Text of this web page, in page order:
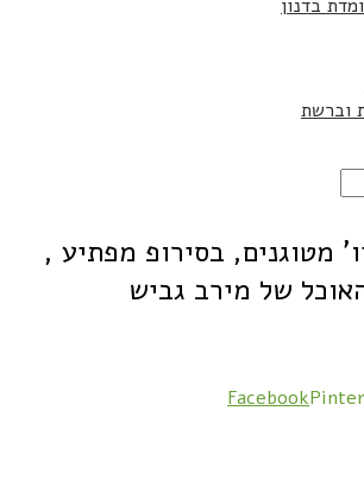
בדנון
וברשת
מטוגנים, בסירופ מפתיע ,
של מירב גביש
Facebook